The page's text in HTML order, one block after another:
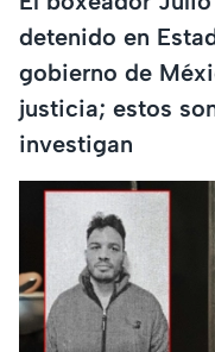
detenido en
gobierno de
justicia; estos
investigan